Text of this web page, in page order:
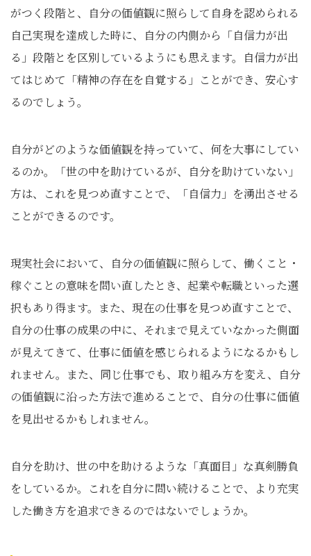
がつく段階と、自分の価値観に照らして自身を認められる
自己実現を達成した時に、自分の内側から「自信力が出
る」段階とを区別しているようにも思えます。自信力が出
てはじめて「精神の存在を自覚する」ことができ、安心す
るのでしょう。
自分がどのような価値観を持っていて、何を大事にしてい
るのか。「世の中を助けているが、自分を助けていない」
方は、これを見つめ直すことで、「自信力」を湧出させる
ことができるのです。
現実社会において、自分の価値観に照らして、働くこと・
稼ぐことの意味を問い直したとき、起業や転職といった選
択もあり得ます。また、現在の仕事を見つめ直すことで、
自分の仕事の成果の中に、それまで見えていなかった側面
が見えてきて、仕事に価値を感じられるようになるかもし
れません。また、同じ仕事でも、取り組み方を変え、自分
の価値観に沿った方法で進めることで、自分の仕事に価値
を見出せるかもしれません。
自分を助け、世の中を助けるような「真面目」な真剣勝負
をしているか。これを自分に問い続けることで、より充実
した働き方を追求できるのではないでしょうか。